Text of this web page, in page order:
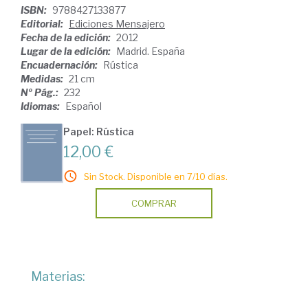
ISBN: 9788427133877
Editorial: Ediciones Mensajero
Fecha de la edición: 2012
Lugar de la edición: Madrid. España
Encuadernación: Rústica
Medidas: 21 cm
Nº Pág.: 232
Idiomas: Español
Papel: Rústica
12,00 €
Sin Stock. Disponible en 7/10 días.
COMPRAR
Materias: